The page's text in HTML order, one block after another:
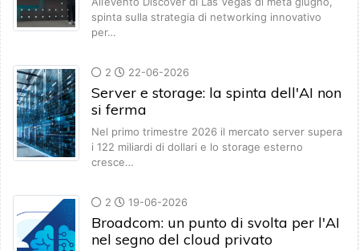
spinta sulla strategia di networking innovativo
per…
2 22-06-2026
Server e storage: la spinta dell'AI non
si ferma
Nel primo trimestre 2026 il mercato server supera
i 122 miliardi di dollari e lo storage esterno
cresce…
2 19-06-2026
Broadcom: un punto di svolta per l'AI
nel segno del cloud privato